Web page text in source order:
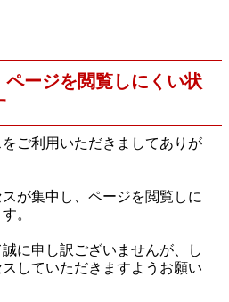
ページを閲覧しにくい状
ご利用いただきましてありが
が集中し、ページを閲覧しに
。
に申し訳ございませんが、し
していただきますようお願い